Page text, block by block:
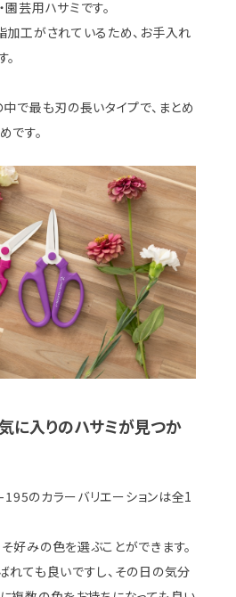
芸用ハサミです。
加工がされているため、お手入れ
で最も刃の長いタイプで、まとめ
です。
に入りのハサミが見つか
195のカラーバリエーションは全1
好みの色を選ぶことができます。
れても良いですし、その日の気分